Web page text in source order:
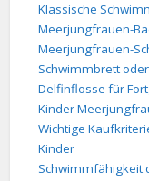
Klassische
Meerjungfrauen-
Meerjungfrauen-
Schwimmbrett
Delfinflosse für
Kinder
Wichtige
Kinder
Schwimmfähigkeit